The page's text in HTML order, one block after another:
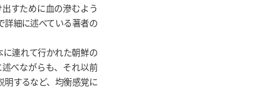
すために血の滲むよう
詳細に述べている著者の
連れて行かれた朝鮮の
べながらも、それ以前
明するなど、均衡感覚に